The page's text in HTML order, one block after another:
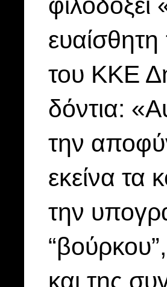
του ΚΚΕ
δόντια:
την
εκείνα
την
και της